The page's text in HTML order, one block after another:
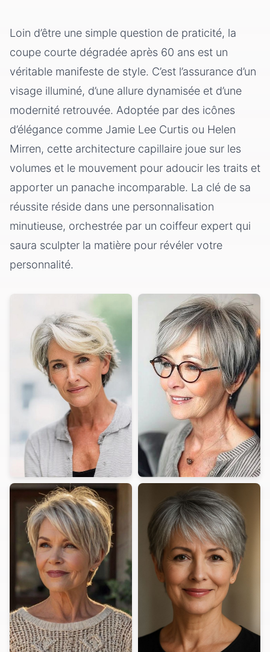
Loin d’être une simple question de praticité, la
coupe courte dégradée après 60 ans est un
véritable manifeste de style. C’est l’assurance d’un
visage illuminé, d’une allure dynamisée et d’une
modernité retrouvée. Adoptée par des icônes
d’élégance comme Jamie Lee Curtis ou Helen
Mirren, cette architecture capillaire joue sur les
volumes et le mouvement pour adoucir les traits et
apporter un panache incomparable. La clé de sa
réussite réside dans une personnalisation
minutieuse, orchestrée par un coiffeur expert qui
saura sculpter la matière pour révéler votre
personnalité.